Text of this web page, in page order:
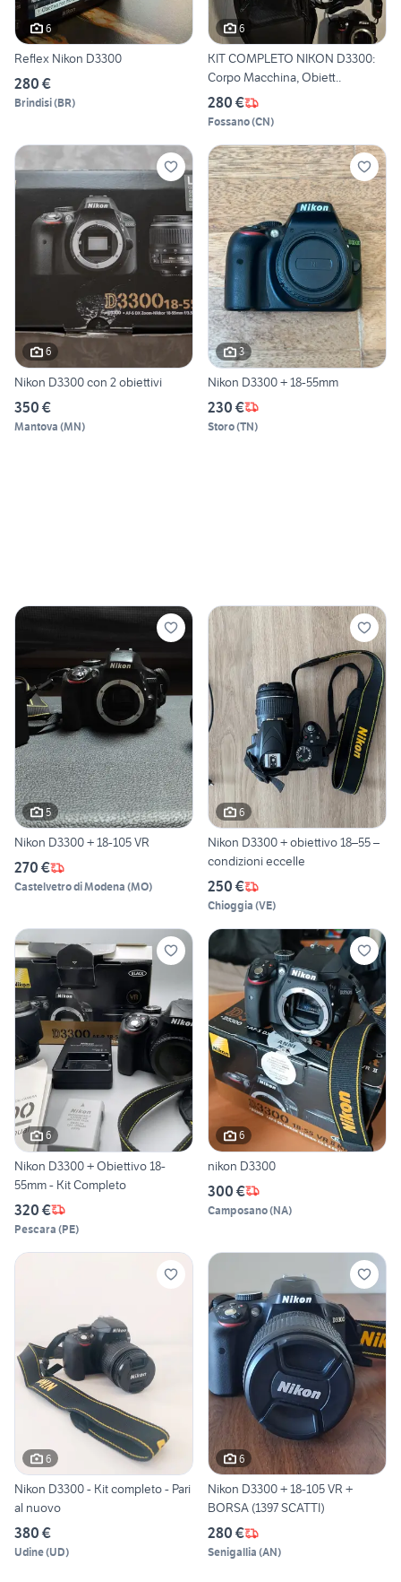
6
Reflex Nikon D3300
280 €
Brindisi(BR)
6
KIT COMPLETO NIKON D3300:
Corpo Macchina, Obiett..
280 €
Fossano(CN)
6
Nikon D3300 con 2 obiettivi
350 €
Mantova (MN)
3
Nikon D3300 + 18-55mm
230 €
Storo(TN)
5
Nikon D3300 + 18-105 VR
270 €
Castelvetro di Modena (MO)
6
Nikon D3300 + obiettivo 18–55 –
condizioni eccelle
250 €
Chioggia (VE)
6
Nikon D3300 + Obiettivo 18-
55mm - Kit Completo
320 €
Pescara (PE)
6
nikon D3300
300 €
Camposano(NA)
6
Nikon D3300 - Kit completo - Pari
al nuovo
380 €
Udine(UD)
6
Nikon D3300 + 18-105 VR +
BORSA (1397 SCATTI)
280 €
Senigallia (AN)